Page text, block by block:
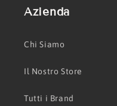
Azienda
Chi Siamo
Il Nostro Store
Tutti i Brand